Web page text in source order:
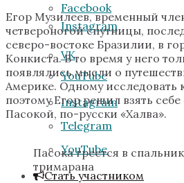
Instagram
YouTube
Telegram
Стать участником
Facebook
VK
Instagram
YouTube
Егор Музилеев, временный
четвероногой спутницы,
северо-востоке Бразилии, в
Конкиста. В то время у него
появлялись мысли о
Америке. Одному исследовать
поэтому Егор решил взять себе
Пасокой, по-русски «Халва».
Пасока греется в
тримарана